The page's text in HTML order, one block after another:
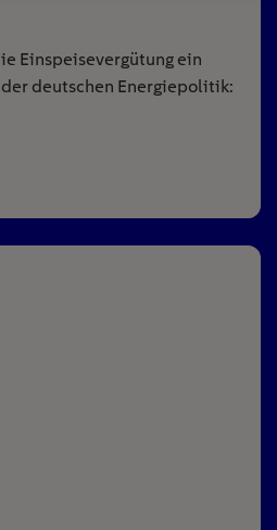
Einspeisevergütung ein
deutschen Energiepolitik: